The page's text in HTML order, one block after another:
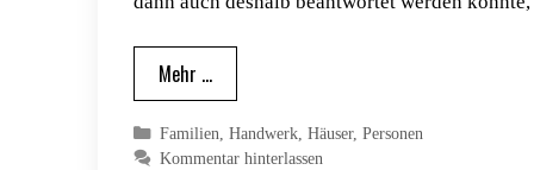
Mehr …
Kategorien
Familien, Handwerk, Häuser, Personen
Kommentar hinterlassen